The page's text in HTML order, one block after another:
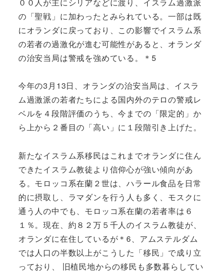
の「聖戦」に加わったとみられている。一部は既
にオランダに戻っており、この影響でイスラム系
の若者の過激化が進む可能性があると、オランダ
の治安当局は警戒を強めている。＊5
今年の3月13日、オランダの治安当局は、イスラ
ム過激派の若者たちによる国内外のテロの警戒レ
ベルを４段階評価のうち、今までの「限定的」か
ら上から２番目の「高い」に１段階引き上げた。
新たなイスラム系移民はこれまでオランダに住ん
できたイスラム教徒より信仰心が強い傾向があ
る。モロッコ系在蘭２世は、ハラール食品を日常
的に摂取し、ラマダンを行う人も多く、モスクに
通う人の中でも、モロッコ系在蘭の若者率は６
１％。現在、約８２万５千人のイスラム教徒が、
オランダに在住しているが＊6、アムステルダム
では人口の半数以上がこうした「移民」で成り立
っており、 旧植民地からの移民も多数暮らしてい